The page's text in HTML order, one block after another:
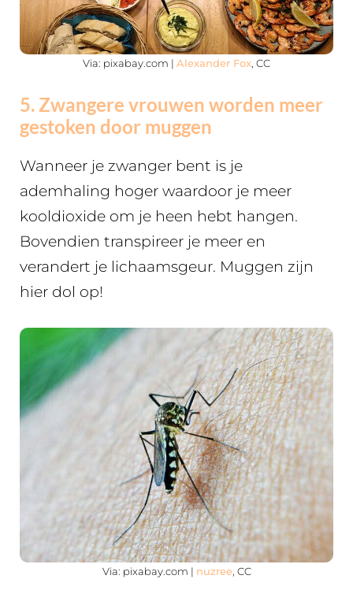
Via: pixabay.com | Alexander Fox , CC
5. Zwangere vrouwen worden meer
gestoken door muggen
Wanneer je zwanger bent is je
ademhaling hoger waardoor je meer
kooldioxide om je heen hebt hangen.
Bovendien transpireer je meer en
verandert je lichaamsgeur. Muggen zijn
hier dol op!
Via: pixabay.com | nuzree, CC